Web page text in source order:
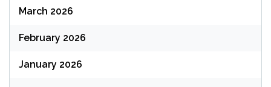
March 2026
February 2026
January 2026